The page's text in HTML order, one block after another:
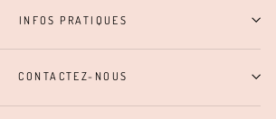
INFOS PRATIQUES
CONTACTEZ-NOUS